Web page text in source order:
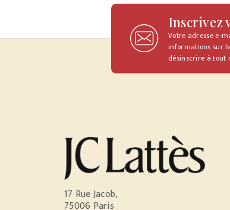
Inscrivez
Votre adresse e-
informations sur
désinscrire à tout
17 Rue Jacob,
75006 Paris